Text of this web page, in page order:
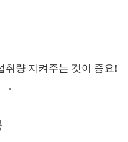
량 지켜주는 것이 중요!